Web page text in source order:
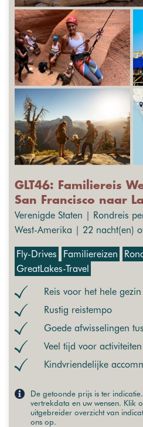
GLT46: Familiereis
San Francisco naar
Verenigde Staten | Rondreis
West-Amerika | 22 nacht(en)
Fly-Drives Familiereizen
GreatLakes-Travel
Reis voor het hele gezin
Rustig reistempo
Goede afwisselingen
Veel tijd voor activiteiten
Kindvriendelijke
De getoonde prijs is ter
vertrekdata en uw wensen. Klik
uitgebreider overzicht van
ons op.